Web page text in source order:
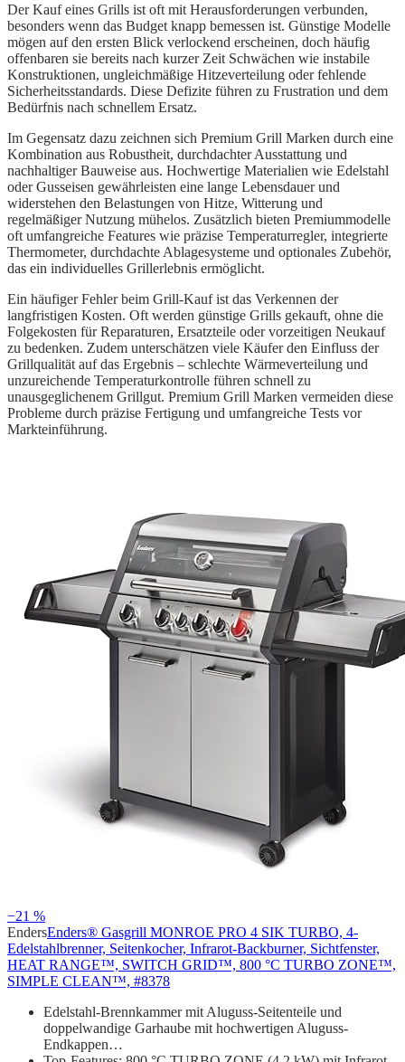
Der Kauf eines Grills ist oft mit Herausforderungen verbunden,
besonders wenn das Budget knapp bemessen ist. Günstige Modelle
mögen auf den ersten Blick verlockend erscheinen, doch häufig
offenbaren sie bereits nach kurzer Zeit Schwächen wie instabile
Konstruktionen, ungleichmäßige Hitzeverteilung oder fehlende
Sicherheitsstandards. Diese Defizite führen zu Frustration und dem
Bedürfnis nach schnellem Ersatz.
Im Gegensatz dazu zeichnen sich Premium Grill Marken durch eine
Kombination aus Robustheit, durchdachter Ausstattung und
nachhaltiger Bauweise aus. Hochwertige Materialien wie Edelstahl
oder Gusseisen gewährleisten eine lange Lebensdauer und
widerstehen den Belastungen von Hitze, Witterung und
regelmäßiger Nutzung mühelos. Zusätzlich bieten Premiummodelle
oft umfangreiche Features wie präzise Temperaturregler, integrierte
Thermometer, durchdachte Ablagesysteme und optionales Zubehör,
das ein individuelles Grillerlebnis ermöglicht.
Ein häufiger Fehler beim Grill-Kauf ist das Verkennen der
langfristigen Kosten. Oft werden günstige Grills gekauft, ohne die
Folgekosten für Reparaturen, Ersatzteile oder vorzeitigen Neukauf
zu bedenken. Zudem unterschätzen viele Käufer den Einfluss der
Grillqualität auf das Ergebnis – schlechte Wärmeverteilung und
unzureichende Temperaturkontrolle führen schnell zu
unausgeglichenem Grillgut. Premium Grill Marken vermeiden diese
Probleme durch präzise Fertigung und umfangreiche Tests vor
Markteinführung.
−21 %
EndersEnders® Gasgrill MONROE PRO 4 SIK TURBO, 4-
Edelstahlbrenner, Seitenkocher, Infrarot-Backburner, Sichtfenster,
HEAT RANGE™, SWITCH GRID™, 800 °C TURBO ZONE™,
SIMPLE CLEAN™, #8378
Edelstahl-Brennkammer mit Aluguss-Seitenteile und
doppelwandige Garhaube mit hochwertigen Aluguss-
Endkappen…